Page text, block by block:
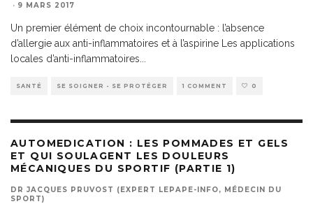
· 9 MARS 2017
Un premier élément de choix incontournable : l’absence
d’allergie aux anti-inflammatoires et à l’aspirine Les applications
locales d’anti-inflammatoires
SANTÉ SE SOIGNER - SE PROTÉGER 1 COMMENT 0
AUTOMEDICATION : LES POMMADES ET GELS
ET QUI SOULAGENT LES DOULEURS
MÉCANIQUES DU SPORTIF (PARTIE 1)
DR JACQUES PRUVOST (EXPERT LEPAPE-INFO, MÉDECIN DU
SPORT)